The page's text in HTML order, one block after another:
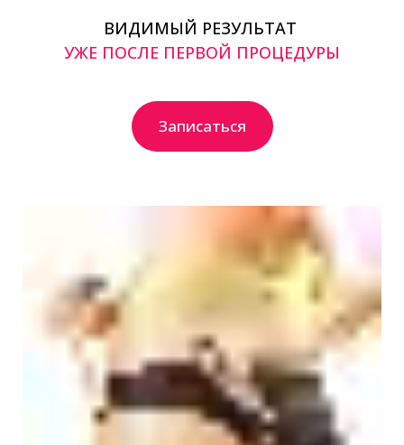
ВИДИМЫЙ РЕЗУЛЬТАТ
УЖЕ ПОСЛЕ ПЕРВОЙ ПРОЦЕДУРЫ
Записаться